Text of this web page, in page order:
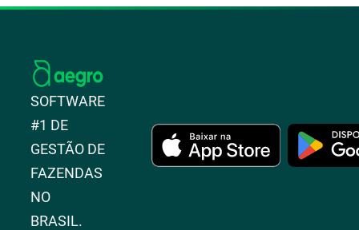
SOFTWARE
#1 DE
GESTÃO DE
FAZENDAS
NO
BRASIL.